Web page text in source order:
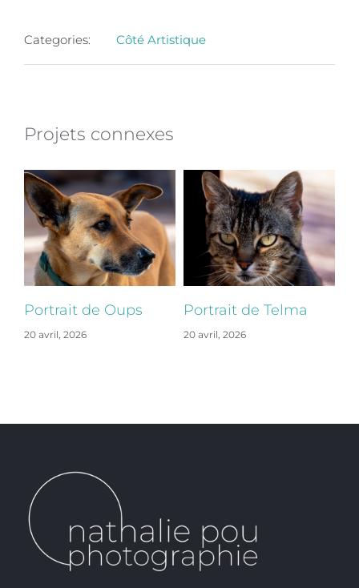
Categories: Côté Artistique
Projets connexes
Portrait de Oups
20 avril, 2026
Portrait de Telma
20 avril, 2026